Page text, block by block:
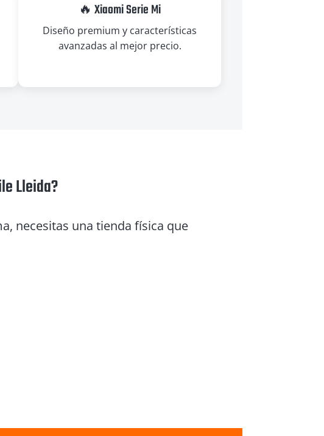
🔥 Xiaomi Serie Mi
Diseño premium y características
avanzadas al mejor precio.
Lleida?
necesitas una tienda física que